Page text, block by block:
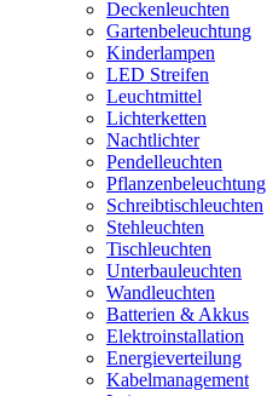
Deckenleuchten
Gartenbeleuchtung
Kinderlampen
LED Streifen
Leuchtmittel
Lichterketten
Nachtlichter
Pendelleuchten
Pflanzenbeleuchtung
Schreibtischleuchten
Stehleuchten
Tischleuchten
Unterbauleuchten
Wandleuchten
Batterien & Akkus
Elektroinstallation
Energieverteilung
Kabelmanagement